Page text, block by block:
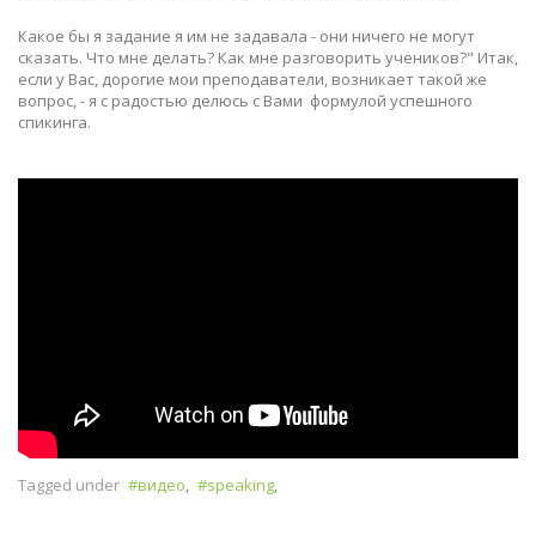
Какое бы я задание я им не задавала - они ничего не могут
сказать. Что мне делать? Как мне разговорить учеников?" Итак,
если у Вас, дорогие мои преподаватели, возникает такой же
вопрос, - я с радостью делюсь с Вами формулой успешного
спикинга.
Tagged under видео, speaking,